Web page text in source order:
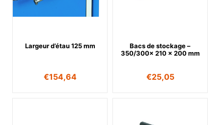
Largeur d’étau 125 mm
€154,64
Bacs de stockage –
350/300x 210 x 200 mm
€25,05